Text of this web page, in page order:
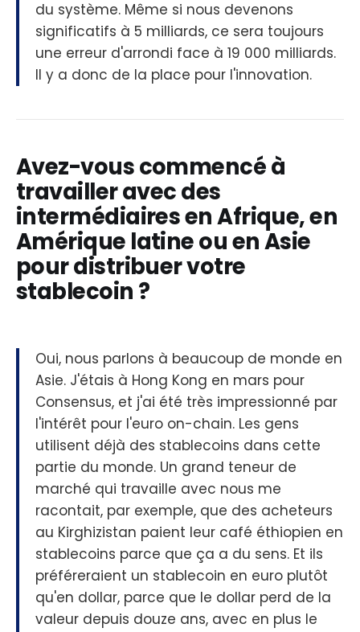
du système. Même si nous devenons
significatifs à 5 milliards, ce sera toujours
une erreur d'arrondi face à 19 000 milliards.
Il y a donc de la place pour l'innovation.
Avez-vous commencé à
travailler avec des
intermédiaires en Afrique, en
Amérique latine ou en Asie
pour distribuer votre
stablecoin ?
Oui, nous parlons à beaucoup de monde en
Asie. J'étais à Hong Kong en mars pour
Consensus, et j'ai été très impressionné par
l'intérêt pour l'euro on-chain. Les gens
utilisent déjà des stablecoins dans cette
partie du monde. Un grand teneur de
marché qui travaille avec nous me
racontait, par exemple, que des acheteurs
au Kirghizistan paient leur café éthiopien en
stablecoins parce que ça a du sens. Et ils
préféreraient un stablecoin en euro plutôt
qu'en dollar, parce que le dollar perd de la
valeur depuis douze ans, avec en plus le